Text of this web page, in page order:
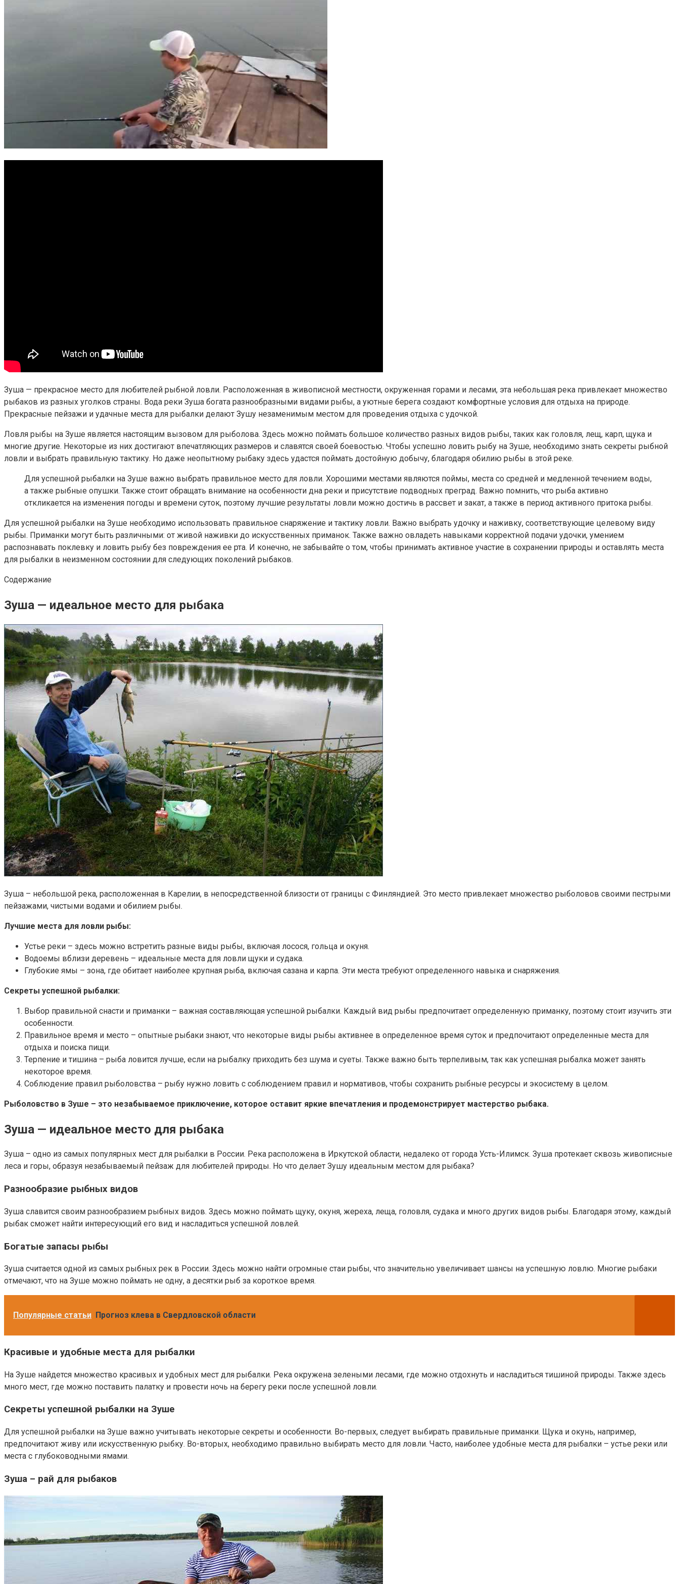
Зуша — прекрасное место для любителей рыбной ловли. Расположенная в живописной местности, окруженная горами и лесами, эта небольшая река привлекает множество
рыбаков из разных уголков страны. Вода реки Зуша богата разнообразными видами рыбы, а уютные берега создают комфортные условия для отдыха на природе.
Прекрасные пейзажи и удачные места для рыбалки делают Зушу незаменимым местом для проведения отдыха с удочкой.
Ловля рыбы на Зуше является настоящим вызовом для рыболова. Здесь можно поймать большое количество разных видов рыбы, таких как головля, лещ, карп, щука и
многие другие. Некоторые из них достигают впечатляющих размеров и славятся своей боевостью. Чтобы успешно ловить рыбу на Зуше, необходимо знать секреты рыбной
ловли и выбрать правильную тактику. Но даже неопытному рыбаку здесь удастся поймать достойную добычу, благодаря обилию рыбы в этой реке.
Для успешной рыбалки на Зуше важно выбрать правильное место для ловли. Хорошими местами являются поймы, места со средней и медленной течением воды,
а также рыбные опушки. Также стоит обращать внимание на особенности дна реки и присутствие подводных преград. Важно помнить, что рыба активно
откликается на изменения погоды и времени суток, поэтому лучшие результаты ловли можно достичь в рассвет и закат, а также в период активного притока рыбы.
Для успешной рыбалки на Зуше необходимо использовать правильное снаряжение и тактику ловли. Важно выбрать удочку и наживку, соответствующие целевому виду
рыбы. Приманки могут быть различными: от живой наживки до искусственных приманок. Также важно овладеть навыками корректной подачи удочки, умением
распознавать поклевку и ловить рыбу без повреждения ее рта. И конечно, не забывайте о том, чтобы принимать активное участие в сохранении природы и оставлять места
для рыбалки в неизменном состоянии для следующих поколений рыбаков.
Содержание
Зуша — идеальное место для рыбака
Зуша – небольшой река, расположенная в Карелии, в непосредственной близости от границы с Финляндией. Это место привлекает множество рыболовов своими пестрыми
пейзажами, чистыми водами и обилием рыбы.
Лучшие места для ловли рыбы:
Устье реки – здесь можно встретить разные виды рыбы, включая лосося, гольца и окуня.
Водоемы вблизи деревень – идеальные места для ловли щуки и судака.
Глубокие ямы – зона, где обитает наиболее крупная рыба, включая сазана и карпа. Эти места требуют определенного навыка и снаряжения.
Секреты успешной рыбалки:
Выбор правильной снасти и приманки – важная составляющая успешной рыбалки. Каждый вид рыбы предпочитает определенную приманку, поэтому стоит изучить эти
особенности.
Правильное время и место – опытные рыбаки знают, что некоторые виды рыбы активнее в определенное время суток и предпочитают определенные места для
отдыха и поиска пищи.
Терпение и тишина – рыба ловится лучше, если на рыбалку приходить без шума и суеты. Также важно быть терпеливым, так как успешная рыбалка может занять
некоторое время.
Соблюдение правил рыболовства – рыбу нужно ловить с соблюдением правил и нормативов, чтобы сохранить рыбные ресурсы и экосистему в целом.
Рыболовство в Зуше – это незабываемое приключение, которое оставит яркие впечатления и продемонстрирует мастерство рыбака.
Зуша — идеальное место для рыбака
Зуша – одно из самых популярных мест для рыбалки в России. Река расположена в Иркутской области, недалеко от города Усть-Илимск. Зуша протекает сквозь живописные
леса и горы, образуя незабываемый пейзаж для любителей природы. Но что делает Зушу идеальным местом для рыбака?
Разнообразие рыбных видов
Зуша славится своим разнообразием рыбных видов. Здесь можно поймать щуку, окуня, жереха, леща, головля, судака и много других видов рыбы. Благодаря этому, каждый
рыбак сможет найти интересующий его вид и насладиться успешной ловлей.
Богатые запасы рыбы
Зуша считается одной из самых рыбных рек в России. Здесь можно найти огромные стаи рыбы, что значительно увеличивает шансы на успешную ловлю. Многие рыбаки
отмечают, что на Зуше можно поймать не одну, а десятки рыб за короткое время.
Популярные статьи Прогноз клева в Свердловской области
Красивые и удобные места для рыбалки
На Зуше найдется множество красивых и удобных мест для рыбалки. Река окружена зелеными лесами, где можно отдохнуть и насладиться тишиной природы. Также здесь
много мест, где можно поставить палатку и провести ночь на берегу реки после успешной ловли.
Секреты успешной рыбалки на Зуше
Для успешной рыбалки на Зуше важно учитывать некоторые секреты и особенности. Во-первых, следует выбирать правильные приманки. Щука и окунь, например,
предпочитают живу или искусственную рыбку. Во-вторых, необходимо правильно выбирать место для ловли. Часто, наиболее удобные места для рыбалки – устье реки или
места с глубоководными ямами.
Зуша – рай для рыбаков